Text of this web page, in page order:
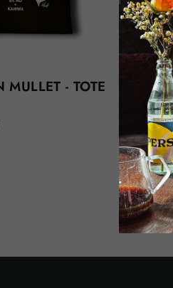
MULLET - TOTE